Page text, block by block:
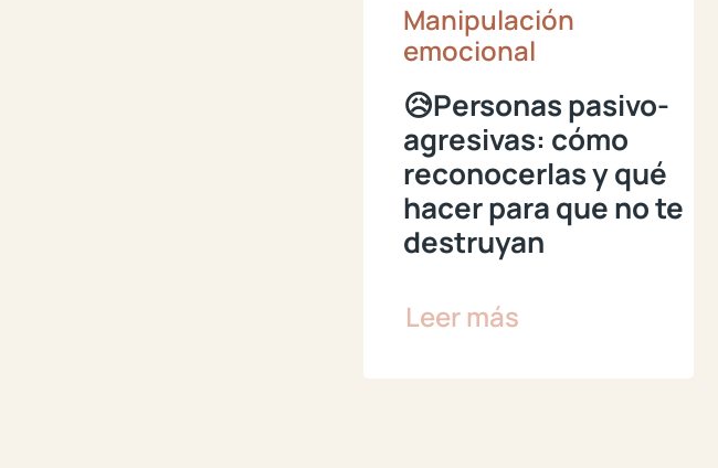
Manipulación
emocional
😥Personas pasivo-
agresivas: cómo
reconocerlas y qué
hacer para que no te
destruyan
Leer más